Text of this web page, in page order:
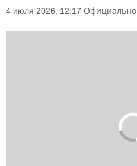
4 июля 2026, 12:17 Официально